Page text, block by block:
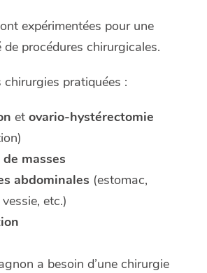
expérimentées pour une
procédures chirurgicales.
chirurgies pratiquées :
et ovario-hystérectomie
masses
abdominales (estomac,
etc.)
a besoin d’une chirurgie